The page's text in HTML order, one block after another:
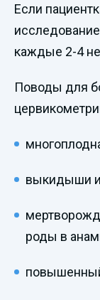
Если
каждые 2-4
Поводы для
выкидыши и
роды в